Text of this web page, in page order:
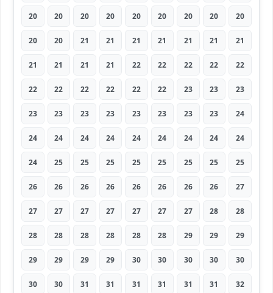
20 20 20 20 20 20 20 20 20
20 20 21 21 21 21 21 21 21
21 21 21 21 22 22 22 22 22
22 22 22 22 22 22 23 23 23
23 23 23 23 23 23 23 23 24
24 24 24 24 24 24 24 24 24
24 25 25 25 25 25 25 25 25
26 26 26 26 26 26 26 26 27
27 27 27 27 27 27 27 28 28
28 28 28 28 28 28 29 29 29
29 29 29 29 30 30 30 30 30
30 30 31 31 31 31 31 31 32